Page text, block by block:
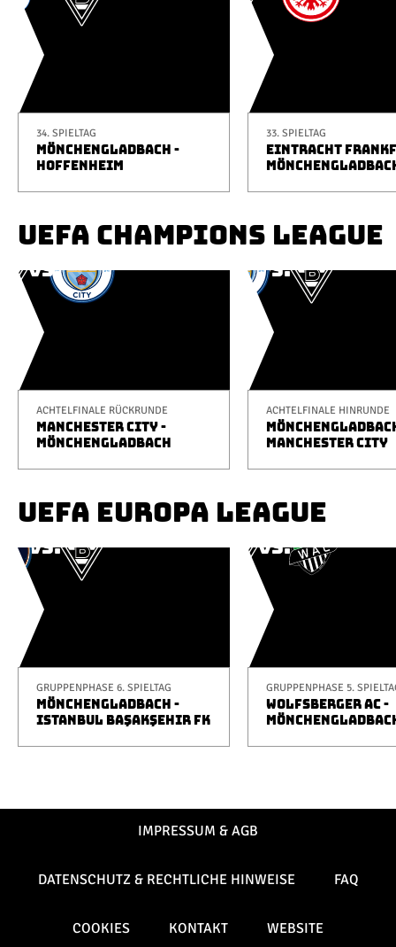
34. SPIELTAG
MÖNCHENGLADBACH -
HOFFENHEIM
33. SPIELTAG
EINTRACHT
UEFA CHAMPIONS LEAGUE
ACHTELFINALE RÜCKRUNDE
MANCHESTER CITY -
MÖNCHENGLADBACH
ACHTELFINALE HINRUNDE
MANCHESTER CITY
UEFA EUROPA LEAGUE
GRUPPENPHASE 6. SPIELTAG
MÖNCHENGLADBACH -
ISTANBUL BAŞAKŞEHIR FK
GRUPPENPHASE 5.
WOLFSBERGER AC -
IMPRESSUM & AGB
DATENSCHUTZ & RECHTLICHE HINWEISE FAQ
COOKIES KONTAKT WEBSITE